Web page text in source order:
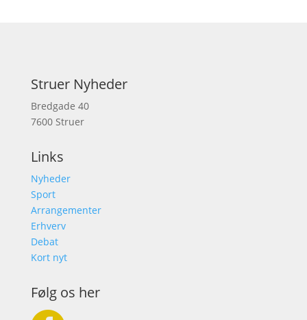
Struer Nyheder
Bredgade 40
7600 Struer
Links
Nyheder
Sport
Arrangementer
Erhverv
Debat
Kort nyt
Følg os her